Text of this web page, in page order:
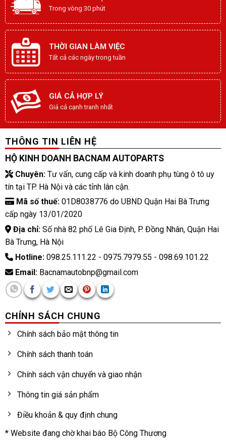
Trong vòng 30 phút
THỜI GIAN LÀM VIỆC
Tất cả các ngày trong tuần
GIÁ CẢ HỢP LÝ
Giá cả cạnh tranh nhất
THÔNG TIN LIÊN HỆ
HỘ KINH DOANH BACNAM AUTOPARTS
Chuyên:Tư vấn, cung cấp và kinh doanh phụ tùng ô tô uy
tín tại TP. Hà Nội và các tỉnh lân cận.
Mã số thuế:01D8038776 do UBND Quận Hai Bà Trưng
cấp ngày 13/01/2020
Địa chỉ:Số nhà 82 phố Lê Gia Định, P. Đồng Nhân, Quận Hai
Bà Trưng, Hà Nội
Hotline:098.25.111.22 - 0975.7979.55 - 098.69.101.22
Email:Bacnamautobnp@gmail.com
CHÍNH SÁCH CHUNG
Chính sách bảo mật thông tin
Chính sách thanh toán
Chính sách vận chuyển và giao nhận
Thông tin giá sản phẩm
Điều khoản & quy định chung
* Website đang chờ khai báo Bộ Công Thương